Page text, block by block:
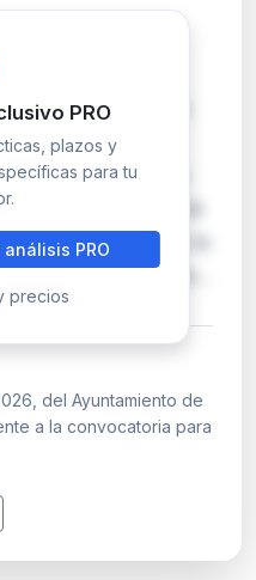
convoca
a encuadradas
General,
acceso se realiza
interna mediante
lo que limita la
ya integrados en la…
PRO
plazos y
para tu
PRO
precios
del Ayuntamiento de
a la convocatoria para